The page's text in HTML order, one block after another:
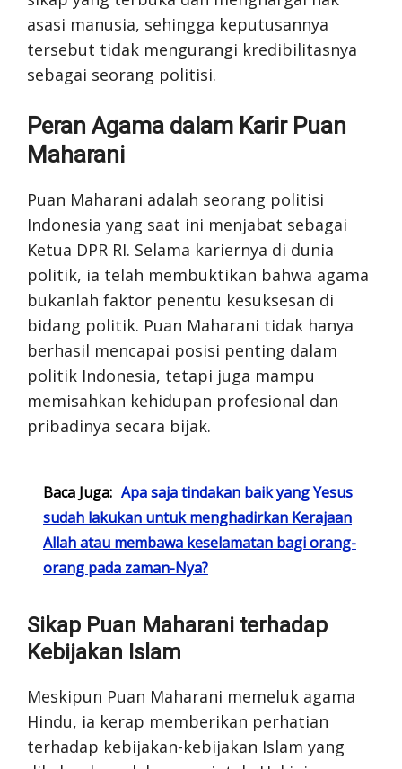
asasi manusia, sehingga keputusannya
tersebut tidak mengurangi kredibilitasnya
sebagai seorang politisi.
Peran Agama dalam Karir Puan
Maharani
Puan Maharani adalah seorang politisi
Indonesia yang saat ini menjabat sebagai
Ketua DPR RI. Selama kariernya di dunia
politik, ia telah membuktikan bahwa agama
bukanlah faktor penentu kesuksesan di
bidang politik. Puan Maharani tidak hanya
berhasil mencapai posisi penting dalam
politik Indonesia, tetapi juga mampu
memisahkan kehidupan profesional dan
pribadinya secara bijak.
Baca Juga: Apa saja tindakan baik yang Yesus
sudah lakukan untuk menghadirkan Kerajaan
Allah atau membawa keselamatan bagi orang-
orang pada zaman-Nya?
Sikap Puan Maharani terhadap
Kebijakan Islam
Meskipun Puan Maharani memeluk agama
Hindu, ia kerap memberikan perhatian
terhadap kebijakan-kebijakan Islam yang